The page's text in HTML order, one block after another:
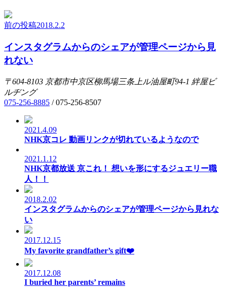
前の投稿2018.2.2
インスタグラムからのシェアが管理ページから見
れない
〒604-8103 京都市中京区柳馬場三条上ル油屋町94-1 絆屋ビ
ルヂング
075-256-8885 /075-256-8507
2021.4.09
NHK京コレ 動画リンクが切れているようなので
2021.1.12
NHK京都放送 京これ！ 想いを形にするジュエリー職
人！！
2018.2.02
インスタグラムからのシェアが管理ページから見れな
い
2017.12.15
My favorite grandfather’s gift❤️
2017.12.08
I buried her parents’ remains